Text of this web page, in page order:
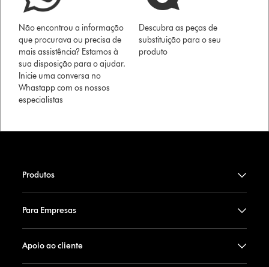
Não encontrou a informação
que procurava ou precisa de
mais assistência? Estamos à
sua disposição para o ajudar.
Inicie uma conversa no
Whastapp com os nossos
especialistas
Descubra as peças de
substituição para o seu
produto
Produtos
Para Empresas
Apoio ao cliente